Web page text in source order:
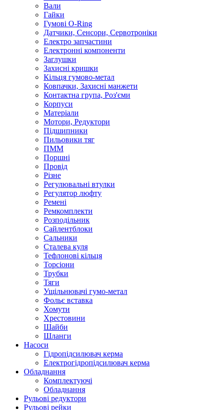
Вали
Гайки
Гумові O-Ring
Датчики, Сенсори, Сервотроніки
Електро запчастини
Електронні компоненти
Заглушки
Захисні кришки
Кільця гумово-метал
Ковпачки, Захисні манжети
Контактна група, Роз'єми
Корпуси
Матеріали
Мотори, Редуктори
Підшипники
Пильовики тяг
ПММ
Поршні
Провід
Різне
Регулювальні втулки
Регулятор люфту
Ремені
Ремкомплекти
Розподільник
Сайлентблоки
Сальники
Сталева куля
Тефлонові кільця
Торсіони
Трубки
Тяги
Ущільнювачі гумо-метал
Фольє вставка
Хомути
Хрестовини
Шайби
Шланги
Насоси
Гідропідсилювач керма
Електрогідропідсилювач керма
Обладнання
Комплектуючі
Обладнання
Рульові редуктори
Рульові рейки